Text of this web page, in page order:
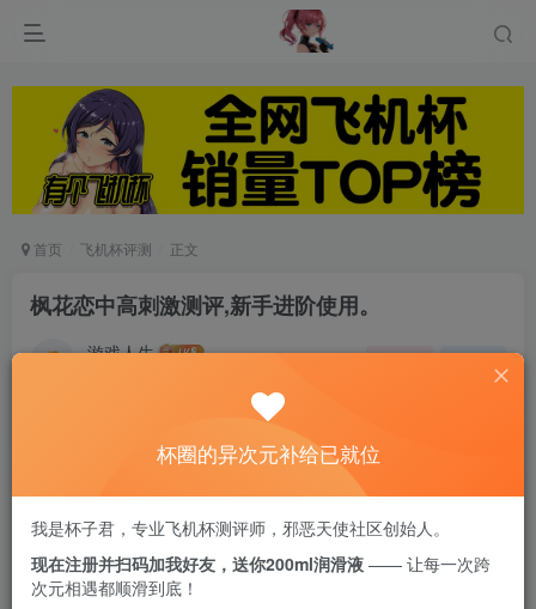
首页 飞机杯评测 正文
枫花恋中高刺激测评,新手进阶使用。
游戏人生
这次的测评对象也是来自日本RQS品牌旗下的产
品枫花恋名器倒膜。
哈喽宝子们，很久没发测评了。有段时间没有更新
杯圈的异次元补给已就位
我是杯子君，专业飞机杯测评师，邪恶天使社区创始人。
现在注册并扫码加我好友，送你200ml润滑液 —— 让每一次跨
次元相遇都顺滑到底！